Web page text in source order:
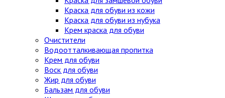
Краска для обуви из кожи
Краска для обуви из нубука
Крем краска для обуви
Очистители
Водоотталкивающая пропитка
Крем для обуви
Воск для обуви
Жир для обуви
Бальзам для обуви